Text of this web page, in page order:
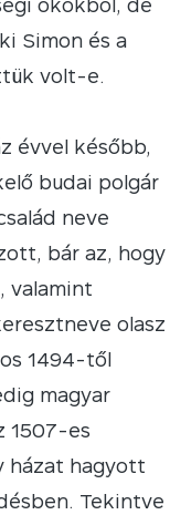
okokból, de
Simon és a
volt-e.
évvel később,
budai polgár
neve
bár az, hogy
valamint
olasz
1494-től
magyar
1507-es
házat hagyott
Tekintve